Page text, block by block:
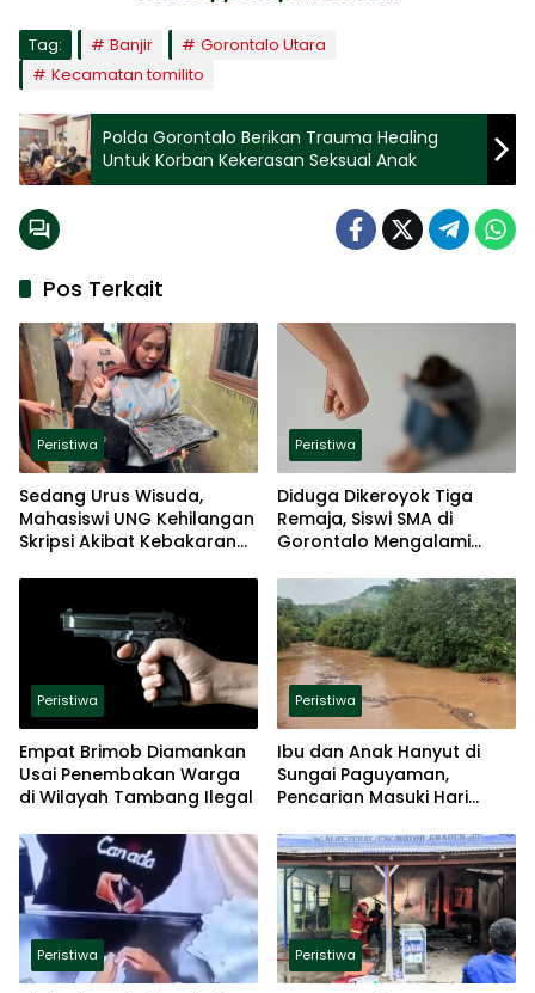
Tag: Banjir
Gorontalo Utara
Kecamatan tomilito
Polda Gorontalo Berikan Trauma Healing
Untuk Korban Kekerasan Seksual Anak
Pos Terkait
Peristiwa
Sedang Urus Wisuda,
Mahasiswi UNG Kehilangan
Skripsi Akibat Kebakaran
Peristiwa
Diduga Dikeroyok Tiga
Remaja, Siswi SMA di
Gorontalo Mengalami
Peristiwa
Empat Brimob Diamankan
Usai Penembakan Warga
di Wilayah Tambang Ilegal
Peristiwa
Ibu dan Anak Hanyut di
Sungai Paguyaman,
Pencarian Masuki Hari
Peristiwa Peristiwa